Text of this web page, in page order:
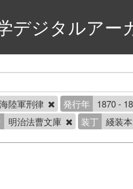
デジタルアー
海陸軍刑律 発行年
1870 -
明治法曹文庫 装丁 綫装